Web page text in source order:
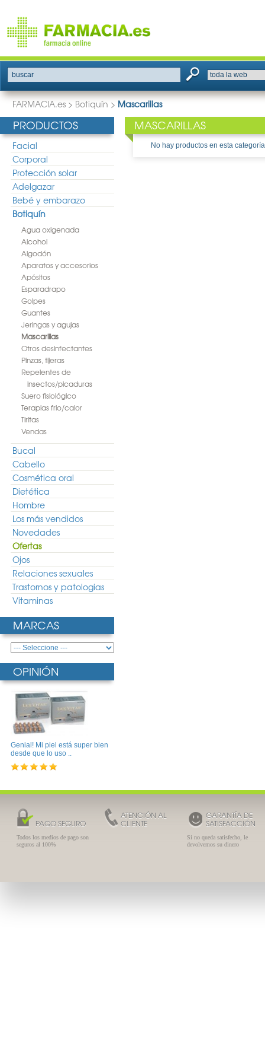
buscar
FARMACIA.es > Botiquín > Mascarillas
PRODUCTOS
Facial
Corporal
Protección solar
Adelgazar
Bebé y embarazo
Botiquín
Agua oxigenada
Alcohol
Algodón
Aparatos y accesorios
Apósitos
Esparadrapo
Golpes
Guantes
Jeringas y agujas
Mascarillas
Otros desinfectantes
Pinzas, tijeras
Repelentes de
insectos/picaduras
Suero fisiológico
Terapias frio/calor
Tiritas
Vendas
Bucal
Cabello
Cosmética oral
Dietética
Hombre
Los más vendidos
Novedades
Ofertas
Ojos
Relaciones sexuales
Trastornos y patologias
Vitaminas
MARCAS
OPINIÓN
Genial! Mi piel está super bien
desde que lo uso ..
MASCARILLAS
No hay productos en esta
PAGO SEGURO
Todos los medios de pago son
seguros al 100%
ATENCIÓN AL
CLIENTE
GARANTÍA DE
SATISFACCIÓN
Si no queda satisfecho, le
devolvemos su dinero